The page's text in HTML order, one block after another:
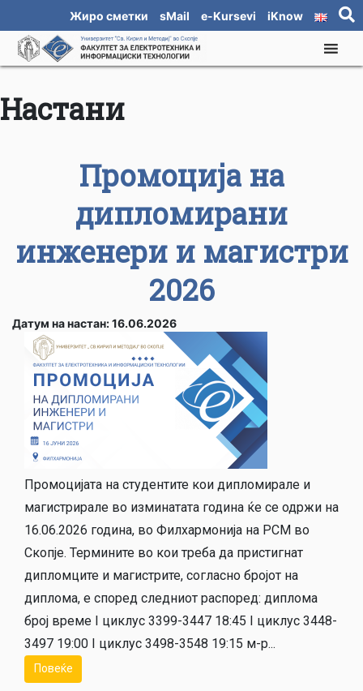
Жиро сметки sMail e-Kursevi iKnow
Настани
Промоција на
дипломирани
инженери и магистри
2026
Датум на настан: 16.06.2026
Промоцијата на студентите кои дипломирале и
магистрирале во изминатата година ќе се одржи на
16.06.2026 година, во Филхармонија на РСМ во
Скопје. Термините во кои треба да пристигнат
дипломците и магистрите, согласно бројот на
диплома, е според следниот распоред: диплома
брoj време I циклус 3399-3447 18:45 I циклус 3448-
3497 19:00 I циклус 3498-3548 19:15 м-р...
Повеќе